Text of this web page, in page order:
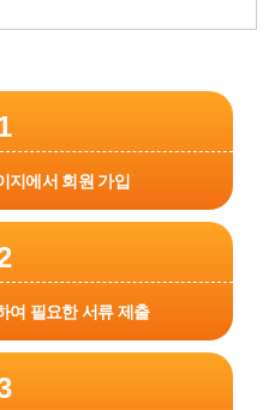
지에서 회원 가입
여 필요한 서류 제출